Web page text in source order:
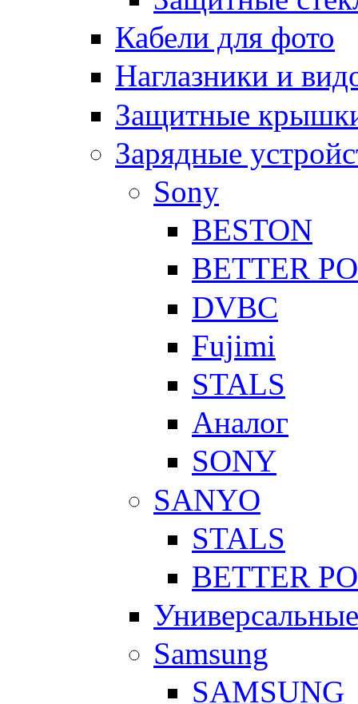
Кабели для фото
Наглазники и
Защитные
Зарядные
Sony
BESTON
BETTER
DVBC
Fujimi
STALS
Аналог
SONY
SANYO
STALS
BETTER
Универсальные
Samsung
SAMSUNG